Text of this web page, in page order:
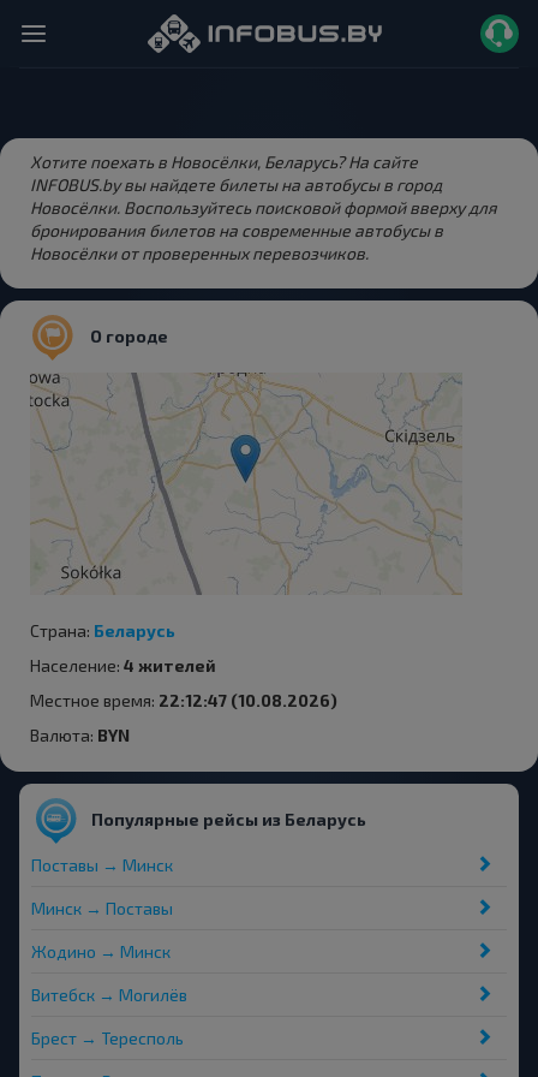
Хотите поехать в Новосёлки, Беларусь? На сайте
INFOBUS.by вы найдете билеты на автобусы в город
Новосёлки. Воспользуйтесь поисковой формой вверху для
бронирования билетов на современные автобусы в
Новосёлки от проверенных перевозчиков.
О городе
Страна: Беларусь
Население: 4 жителей
Местное время: 22:12:47 (10.08.2026)
Валюта: BYN
Популярные рейсы из Беларусь
Поставы → Минск
Минск → Поставы
Жодино → Минск
Витебск → Могилёв
Брест → Тересполь